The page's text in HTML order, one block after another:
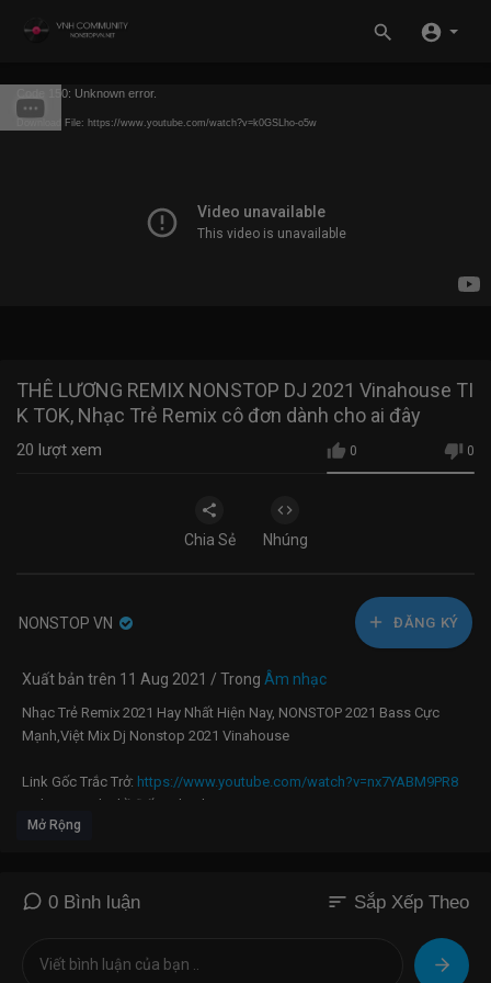
Code 150: Unknown error.
Download File: https://www.youtube.com/watch?v=k0GSLho-o5w
THÊ LƯƠNG REMIX NONSTOP DJ 2021 Vinahouse TI
K TOK, Nhạc Trẻ Remix cô đơn dành cho ai đây
0 0
20 lượt xem
Chia Sẻ Nhúng
NONSTOP VN ĐĂNG KÝ
Xuất bản trên 11 Aug 2021 / Trong Âm nhạc
Nhạc Trẻ Remix 2021 Hay Nhất Hiện Nay, NONSTOP 2021 Bass Cực
Mạnh,Việt Mix Dj Nonstop 2021 Vinahouse
Link Gốc Trắc Trở: https://www.youtube.com/watch?v=nx7YABM9PR8
Link Goc Anh Thề Đấy - Thanh Hưng |
https://www.youtube.com/watch?v=hnXZG1WxczU
LINK GỐC CHỈ LÀ KHÔNG CÙNG NHAU :
https://www.youtube.com/watch?
v=jc1hmvbkO6Q
Mở Rộng
0 Bình luận sort Sắp Xếp Theo